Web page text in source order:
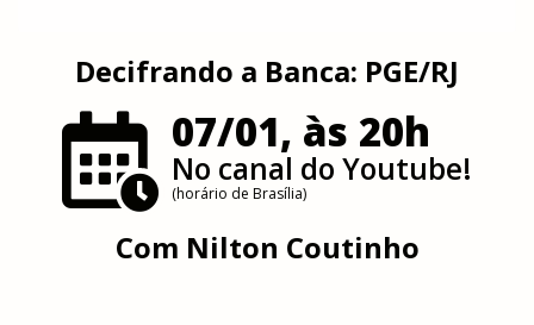
Decifrando a Banca: PGE/RJ
07/01, às 20h
No canal do Youtube!
(horário de Brasília)
Com Nilton Coutinho